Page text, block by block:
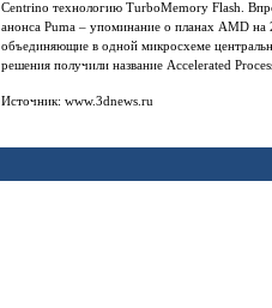
Centrino технологию TurboMemory Flash.
анонса Puma – упоминание о планах AMD
объединяющие в одной микросхеме
решения получили название Accelerated
Источник: www.3dnews.ru